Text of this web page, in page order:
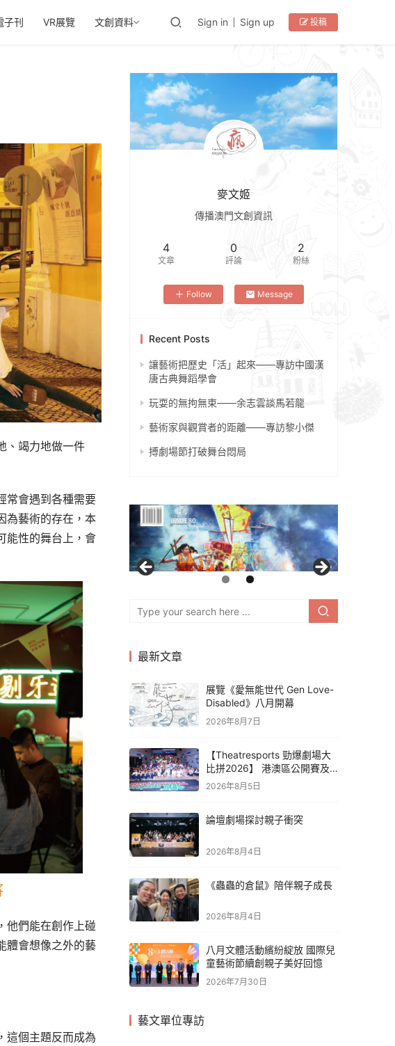
子刊 VR展覽 文創資料 Sign in Sign up 投稿
、竭力地做一件
常會遇到各種需要
為藝術的存在，本
能性的舞台上，會
他們能在創作上碰
體會想像之外的藝
這個主題反而成為
麥文姬
傳播澳門文創資訊
4
文章
0
評論
2
粉絲
Follow Message
Recent Posts
讓藝術把歷史「活」起來——專訪中國漢
唐古典舞蹈學會
玩耍的無拘無束——余志雲談馬若龍
藝術家與觀賞者的距離——專訪黎小傑
搏劇場節打破舞台悶局
最新文章
展覽《愛無能世代 Gen Love-
Disabled》八月開幕
2026年8月7日
【Theatresports 勁爆劇場大
比拼2026】 港澳區公開賽及
亞洲聯賽賽果
2026年8月5日
論壇劇場探討親子衝突
2026年8月4日
《蟲蟲的倉鼠》陪伴親子成長
2026年8月4日
八月文體活動繽紛綻放 國際兒
童藝術節續創親子美好回憶
2026年7月30日
藝文單位專訪